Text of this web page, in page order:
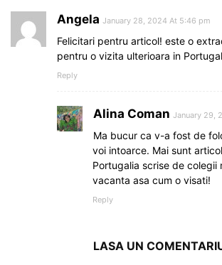
Angela January 28, 2024 At 5:46 pm
Felicitari pentru articol! este o
pentru o vizita ulterioara in
Reply
Alina Coman January 29,
Ma bucur ca v-a fost de
voi intoarce. Mai sunt
Portugalia scrise de colegii
vacanta asa cum o visati!
Reply
LASA UN